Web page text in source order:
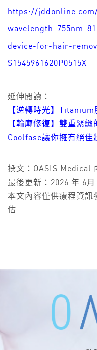
https://
wavelength-755nm-
device-for-hair-
S1545961620P0515X
延伸閲讀：
【逆轉時光】
【輪廓修復】雙重緊
Coolfase讓你擁有絕佳
撰文：OASIS Medical
最後更新：2026 年 6月
本文內容僅供療程資訊
估